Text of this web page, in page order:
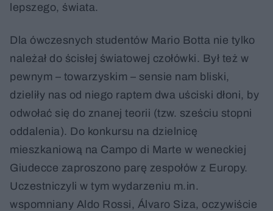
lepszego, świata.
Dla ówczesnych studentów Mario Botta nie tylko
należał do ścisłej światowej czołówki. Był też w
pewnym – towarzyskim – sensie nam bliski,
dzieliły nas od niego raptem dwa uściski dłoni, by
odwołać się do znanej teorii (tzw. sześciu stopni
oddalenia). Do konkursu na dzielnicę
mieszkaniową na Campo di Marte w weneckiej
Giudecce zaproszono parę zespołów z Europy.
Uczestniczyli w tym wydarzeniu m.in.
wspomniany Aldo Rossi, Álvaro Siza, oczywiście